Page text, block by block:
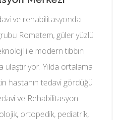
ve rehabilitasyonda
Romatem, güler yüzlü
ile modern tıbbın
ulaştırıyor. Yılda ortalama
hastanın tedavi gördüğü
ve Rehabilitasyon
ortopedik, pediatrik,